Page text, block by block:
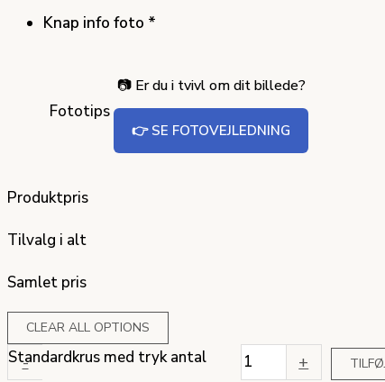
Knap info foto *
Fototips
📷 Er du i tvivl om dit billede?
👉 SE FOTOVEJLEDNING
Produktpris
Tilvalg i alt
Samlet pris
CLEAR ALL OPTIONS
-
Standardkrus med tryk antal +